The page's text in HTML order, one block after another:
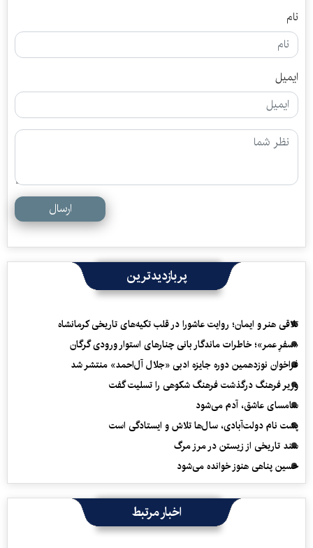
نام
ایمیل
ارسال
پربازدیدترین
تلاقی هنر و ایمان؛ روایت عاشورا در قلب تکیه‌های تاریخی کرمانشاه
«سفرِ عمر»؛ خاطرات ماندگار بانی چنارهای استوار ورودی گرگان
فراخوان نوزدهمین دوره جایزه ادبی «جلال آل‌احمد» منتشر شد
وزیر فرهنگ درگذشت فرهنگ شکوهی را تسلیت گفت
سامسای عاشق، آدم می‌شود
پشت نام دولت‌آبادی، سال‌ها تلاش و ایستادگی است
سند تاریخی از زیستن در مرز مرگ
حسین پناهی هنوز خوانده می‌شود
اخبار مرتبط